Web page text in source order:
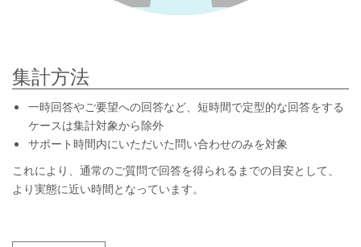
集計方法
一時回答やご要望への回答など、短時間で定型的な回答をする
ケースは集計対象から除外
サポート時間内にいただいた問い合わせのみを対象
これにより、通常のご質問で回答を得られるまでの目安として、
より実態に近い時間となっています。